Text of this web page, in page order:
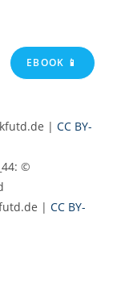
EBOOK 📱
kfutd.de |CC BY-
©
|CC BY-